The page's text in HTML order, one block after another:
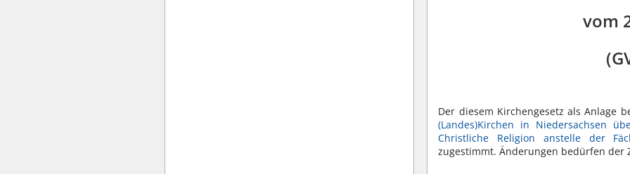
vom
(
Der diesem Kirchengesetz als Anlage
(Landes)Kirchen in Niedersachsen
Christliche Religion anstelle der
zugestimmt. Änderungen bedürfen der